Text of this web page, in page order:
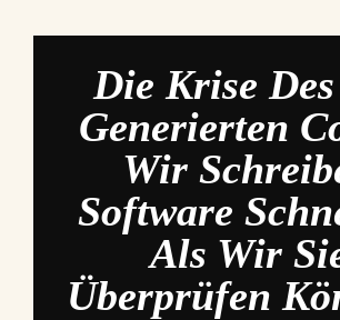
Die Krise
Generierten
Wir
Software
Als Wir
Überprüfen